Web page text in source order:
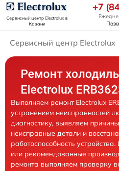
Сервисный центр Electroluxв
Казани
+7
Сервисный центр Electrolux
Ремонт
Electrolux
Выполняем ремонт Electrolux
устранением неисправностей
диагностику, выявляем
неисправные детали и
работоспособность
или рекомендованные
ремонта выполняем проверку